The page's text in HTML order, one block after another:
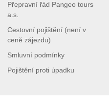
Přepravní řád Pangeo tours
a.s.
Cestovní pojištění (není v
ceně zájezdu)
Smluvní podmínky
Pojištění proti úpadku